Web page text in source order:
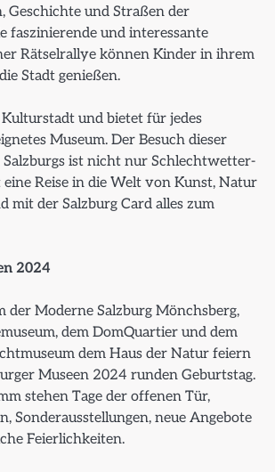
Geschichte und Straßen der
faszinierende und interessante
Rätselrallye können Kinder in ihrem
Stadt genießen.
und bietet für jedes
Museum. Der Besuch dieser
ist nicht nur Schlechtwetter-
eine Reise in die Welt von Kunst, Natur
mit der Salzburg Card alles zum
2024
der Moderne Salzburg Mönchsberg,
dem DomQuartier und dem
dem Haus der Natur feiern
Museen 2024 runden Geburtstag.
stehen Tage der offenen Tür,
Sonderausstellungen, neue Angebote
Feierlichkeiten.